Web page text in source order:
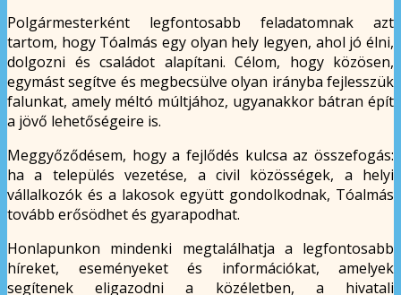
Polgármesterként legfontosabb feladatomnak azt
tartom, hogy Tóalmás egy olyan hely legyen, ahol jó élni,
dolgozni és családot alapítani. Célom, hogy közösen,
egymást segítve és megbecsülve olyan irányba fejlesszük
falunkat, amely méltó múltjához, ugyanakkor bátran épít
a jövő lehetőségeire is.
Meggyőződésem, hogy a fejlődés kulcsa az összefogás:
ha a település vezetése, a civil közösségek, a helyi
vállalkozók és a lakosok együtt gondolkodnak, Tóalmás
tovább erősödhet és gyarapodhat.
Honlapunkon mindenki megtalálhatja a legfontosabb
híreket, eseményeket és információkat, amelyek
segítenek eligazodni a közéletben, a hivatali